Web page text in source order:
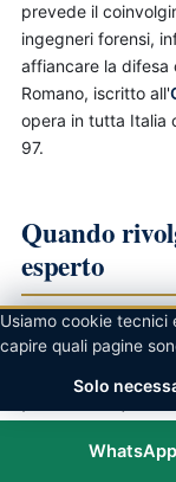
prevede il
ingegneri forensi,
affiancare la difesa
Romano, iscritto all'
opera in tutta Italia
97.
Quando
esperto
Per chi si trova
,
penalista
WhatsApp
Usiamo cookie tecnici
capire quali pagine
Solo